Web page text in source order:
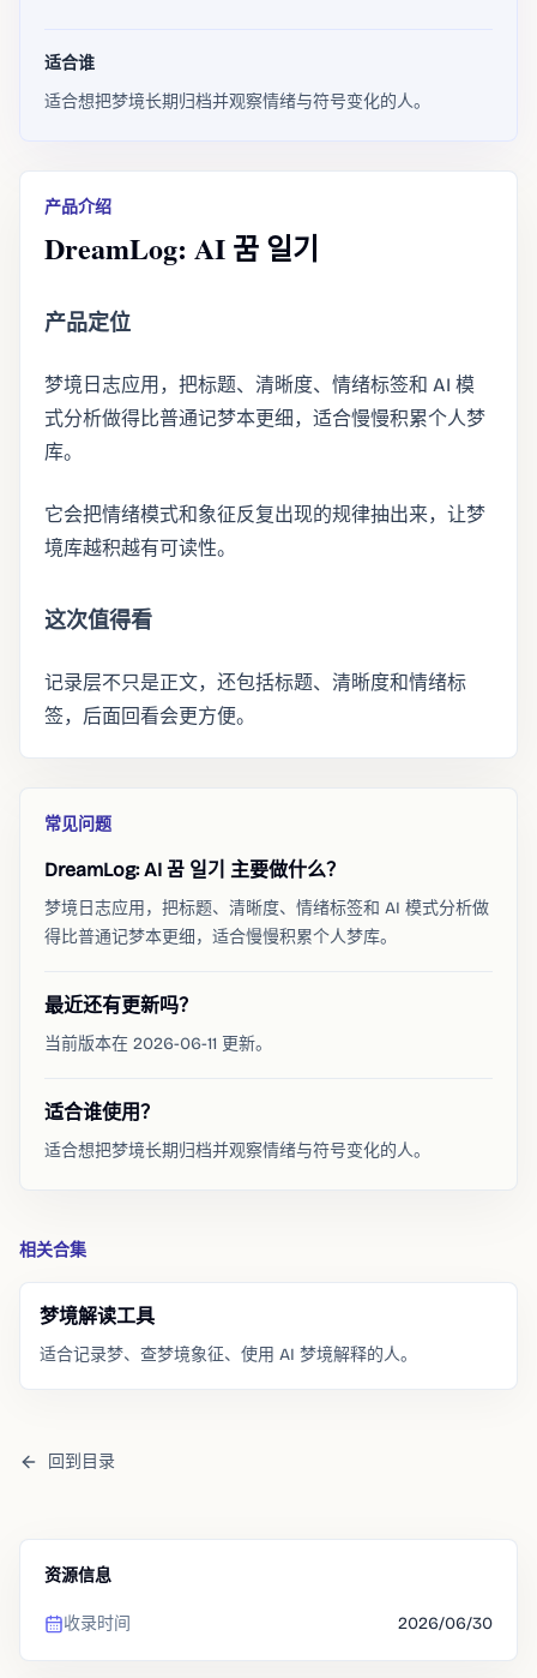
适合谁
适合想把梦境长期归档并观察情绪与符号变化的人。
产品介绍
DreamLog: AI 꿈 일기
产品定位
梦境日志应用，把标题、清晰度、情绪标签和 AI 模
式分析做得比普通记梦本更细，适合慢慢积累个人梦
库。
它会把情绪模式和象征反复出现的规律抽出来，让梦
境库越积越有可读性。
这次值得看
记录层不只是正文，还包括标题、清晰度和情绪标
签，后面回看会更方便。
常见问题
DreamLog: AI 꿈 일기 主要做什么？
梦境日志应用，把标题、清晰度、情绪标签和 AI 模式分析做
得比普通记梦本更细，适合慢慢积累个人梦库。
最近还有更新吗？
当前版本在 2026-06-11 更新。
适合谁使用？
适合想把梦境长期归档并观察情绪与符号变化的人。
相关合集
梦境解读工具
适合记录梦、查梦境象征、使用 AI 梦境解释的人。
回到目录
资源信息
收录时间 2026/06/30